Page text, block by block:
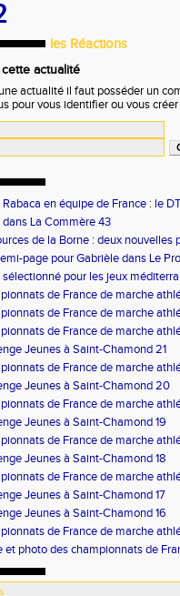
les Réactions
actualité
actualité il faut posséder un
pour vous identifier ou vous
en équipe de France : le
La Commère 43
de la Borne : deux nouvelles
page pour Gabrièle dans Le
sélectionné pour les jeux
de France de marche
de France de marche
de France de marche
Jeunes à Saint-Chamond 21
de France de marche
Jeunes à Saint-Chamond 20
de France de marche
Jeunes à Saint-Chamond 19
de France de marche
Jeunes à Saint-Chamond 18
de France de marche
Jeunes à Saint-Chamond 17
Jeunes à Saint-Chamond 16
de France de marche
et photo des championnats de